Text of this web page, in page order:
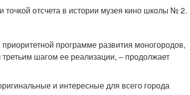
отсчета в истории музея кино школы № 2.
программе развития моногородов,
шагом ее реализации, – продолжает
и интересные для всего города